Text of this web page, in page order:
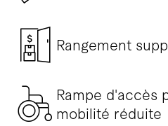
Rangement
Rampe d'accès
mobilité réduite